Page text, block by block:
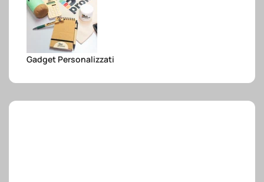
Gadget Personalizzati